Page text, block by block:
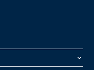
keyboard_arrow_down